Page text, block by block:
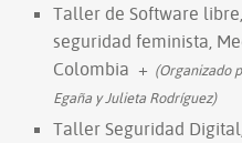
Taller de Software
seguridad feminista,
Colombia + (Organizado
Egaña y Julieta Rodríguez)
Taller Seguridad